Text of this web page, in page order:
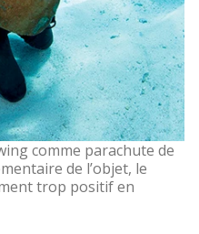
comme parachute de
de l’objet, le
trop positif en